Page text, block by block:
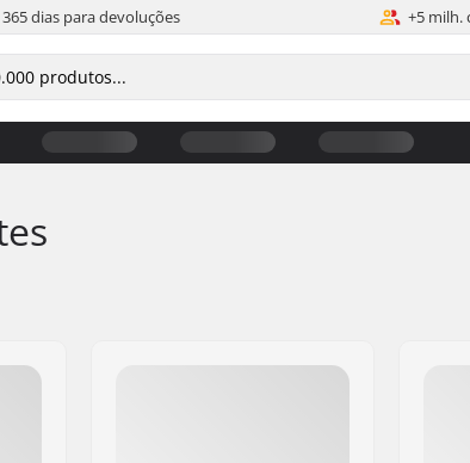
365 dias para devoluções +5 milh.